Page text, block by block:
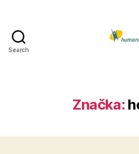
Search
Značka: